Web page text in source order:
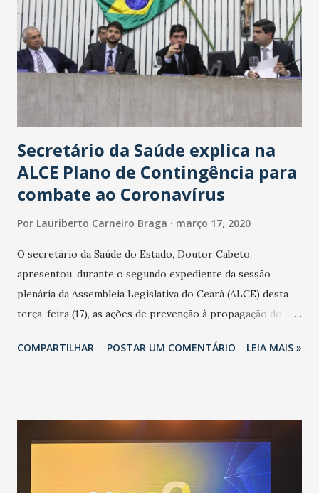
Secretário da Saúde explica na
ALCE Plano de Contingência para
combate ao Coronavírus
Por Lauriberto Carneiro Braga março 17, 2020
O secretário da Saúde do Estado, Doutor Cabeto,
apresentou, durante o segundo expediente da sessão
plenária da Assembleia Legislativa do Ceará (ALCE) desta
terça-feira (17), as ações de prevenção à propagação do
adotadas pelo Governo do Estado na contenção da
população suspeita e de cuidados com os ambientes
públicos e domiciliares. “Nós não estamos vivendo uma
epidemia comum, como temos em todos os anos, com
COMPARTILHAR POSTAR UM COMENTÁRIO LEIA MAIS »